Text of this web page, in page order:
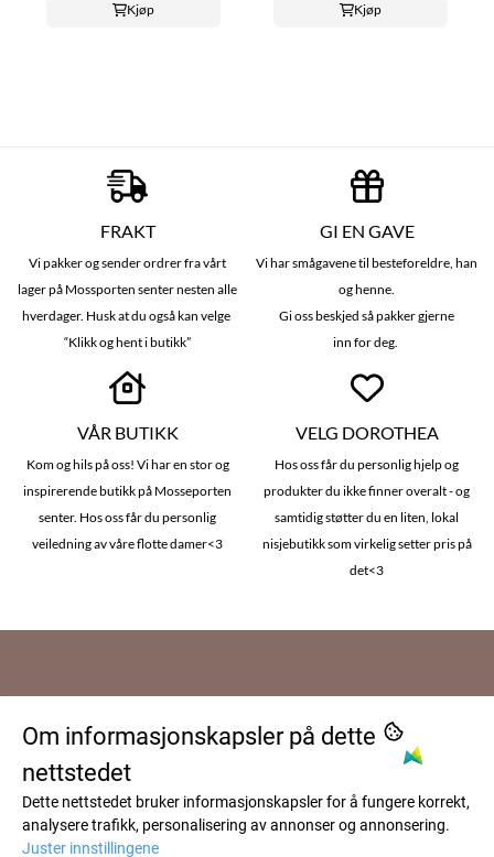
Kjøp Kjøp
FRAKT
Vi pakker og sender ordrer fra vårt
lager på Mossporten senter nesten alle
hverdager. Husk at du også kan velge
“Klikk og hent i butikk”
GI EN GAVE
Vi har smågavene til besteforeldre, han
og henne.
Gi oss beskjed så pakker gjerne
inn for deg.
VÅR BUTIKK
Kom og hils på oss! Vi har en stor og
inspirerende butikk på Mosseporten
senter. Hos oss får du personlig
veiledning av våre flotte damer<3
VELG DOROTHEA
Hos oss får du personlig hjelp og
produkter du ikke finner overalt - og
samtidig støtter du en liten, lokal
nisjebutikk som virkelig setter pris på
det<3
Dorothea AS
Patterødveien 2
1599 Moss
Kundeservice
Frakt og levering
Kontakt oss
Nyhetsbrev
Om informasjonskapsler på dette
nettstedet
Dette nettstedet bruker informasjonskapsler for å fungere korrekt,
analysere trafikk, personalisering av annonser og annonsering.
Juster innstillingene